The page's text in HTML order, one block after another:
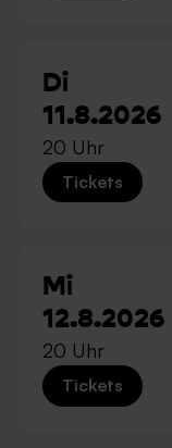
Di
11.8.2026
20 Uhr
Tickets
Mi
12.8.2026
20 Uhr
Tickets